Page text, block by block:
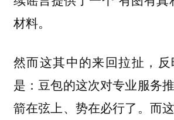
材料。
然而这其中的来回拉扯，
是：豆包的这次对专业服务
箭在弦上、势在必行了。而